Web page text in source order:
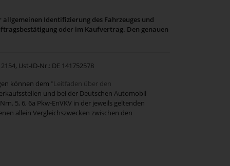
Identifizierung des Fahrzeuges und
oder im Kaufvertrag. Den genauen
Ust-ID-Nr.: DE 141752578
können dem "Leitfaden über den
und bei der Deutschen Automobil
5, 6, 6a Pkw-EnVKV in der jeweils geltenden
allein Vergleichszwecken zwischen den